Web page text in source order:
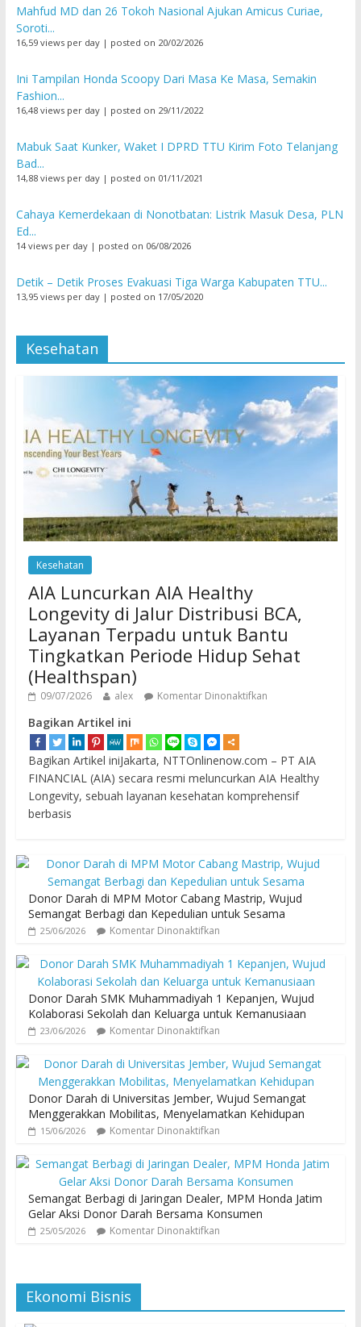
Mahfud MD dan 26 Tokoh Nasional Ajukan Amicus Curiae,
Soroti...
16,59 views per day| posted on 20/02/2026
Ini Tampilan Honda Scoopy Dari Masa Ke Masa, Semakin
Fashion...
16,48 views per day| posted on 29/11/2022
Mabuk Saat Kunker, Waket I DPRD TTU Kirim Foto Telanjang
Bad...
14,88 views per day| posted on 01/11/2021
Cahaya Kemerdekaan di Nonotbatan: Listrik Masuk Desa, PLN
Ed...
14 views per day| posted on 06/08/2026
Detik – Detik Proses Evakuasi Tiga Warga Kabupaten TTU...
13,95 views per day| posted on 17/05/2020
Kesehatan
Kesehatan
AIA Luncurkan AIA Healthy
Longevity di Jalur Distribusi BCA,
Layanan Terpadu untuk Bantu
Tingkatkan Periode Hidup Sehat
(Healthspan)
09/07/2026 alex Komentar Dinonaktifkan
Bagikan Artikel ini
Bagikan Artikel iniJakarta, NTTOnlinenow.com – PT AIA
FINANCIAL (AIA) secara resmi meluncurkan AIA Healthy
Longevity, sebuah layanan kesehatan komprehensif
berbasis
Donor Darah di MPM Motor Cabang Mastrip, Wujud
Semangat Berbagi dan Kepedulian untuk Sesama
25/06/2026 Komentar Dinonaktifkan
Donor Darah SMK Muhammadiyah 1 Kepanjen, Wujud
Kolaborasi Sekolah dan Keluarga untuk Kemanusiaan
23/06/2026 Komentar Dinonaktifkan
Donor Darah di Universitas Jember, Wujud Semangat
Menggerakkan Mobilitas, Menyelamatkan Kehidupan
15/06/2026 Komentar Dinonaktifkan
Semangat Berbagi di Jaringan Dealer, MPM Honda Jatim
Gelar Aksi Donor Darah Bersama Konsumen
25/05/2026 Komentar Dinonaktifkan
Ekonomi Bisnis